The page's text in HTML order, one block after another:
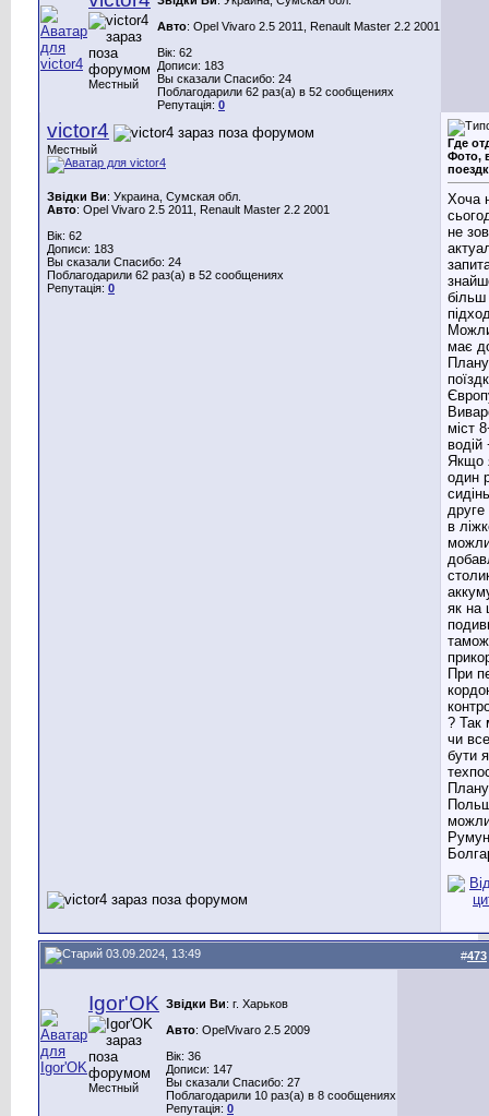
Местный
Авто: Opel Vivaro 2.5 2011, Renault Master 2.2 2001
Вік: 62
Дописи: 183
Вы сказали Спасибо: 24
Поблагодарили 62 раз(а) в 52 сообщениях
Репутація: 0
victor4
Местный
Звідки Ви: Украина, Сумская обл.
Авто: Opel Vivaro 2.5 2011, Renault Master 2.2 2001
Вік: 62
Дописи: 183
Вы сказали Спасибо: 24
Поблагодарили 62 раз(а) в 52 сообщениях
Репутація: 0
Где
Фото,
Хоча
не
більш
має
міст
водій
Якщо
один
в
як на
При
? Так
чи
бути
03.09.2024, 13:49 #473
Igor'OK
Местный
Звідки Ви: г. Харьков
Авто: OpelVivaro 2.5 2009
Вік: 36
Дописи: 147
Вы сказали Спасибо: 27
Поблагодарили 10 раз(а) в 8 сообщениях
Репутація: 0